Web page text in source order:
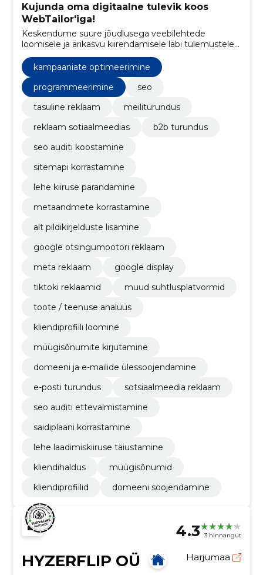
Kujunda oma digitaalne tulevik koos
WebTailor'iga!
Keskendume suure jõudlusega veebilehtede
loomisele ja ärikasvu kiirendamisele läbi tulemustele
suunatud turunduse
kampaaniate optimeerimine
programmeerimine
seo
tasuline reklaam
meiliturundus
reklaam sotiaalmeedias
b2b turundus
seo auditi koostamine
sitemapi korrastamine
lehe kiiruse parandamine
metaandmete korrastamine
alt pildikirjelduste lisamine
google otsingumootori reklaam
meta reklaam
google display
tiktoki reklaamid
muud suhtlusplatvormid
toote / teenuse analüüs
kliendiprofiili loomine
müügisõnumite kirjutamine
domeeni ja e-mailide ülessoojendamine
e-posti turundus
sotsiaalmeedia reklaam
seo auditi ettevalmistamine
saidiplaani korrastamine
lehe laadimiskiiruse täiustamine
kliendihaldus
müügisõnumid
kliendiprofiilid
domeeni soojendamine
4.3 3 hinnangut
HYZERFLIP OÜ Harjumaa